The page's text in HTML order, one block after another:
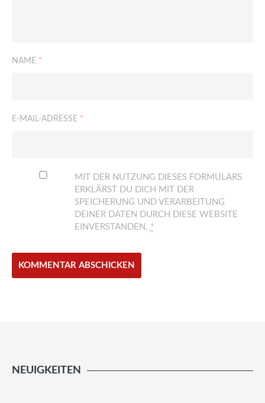
NAME *
E-MAIL-ADRESSE *
MIT DER NUTZUNG DIESES FORMULARS
ERKLÄRST DU DICH MIT DER
SPEICHERUNG UND VERARBEITUNG
DEINER DATEN DURCH DIESE WEBSITE
EINVERSTANDEN. *
NEUIGKEITEN